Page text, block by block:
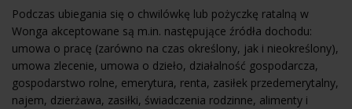
Podczas ubiegania się o chwilówkę lub pożyczkę ratalną w
Wonga akceptowane są m.in. następujące źródła dochodu:
umowa o pracę (zarówno na czas określony, jak i nieokreślony),
umowa zlecenie, umowa o dzieło, działalność gospodarcza,
gospodarstwo rolne, emerytura, renta, zasiłek przedemerytalny,
najem, dzierżawa, zasiłki, świadczenia rodzinne, alimenty i